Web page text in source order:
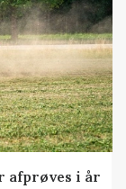
afprøves i år